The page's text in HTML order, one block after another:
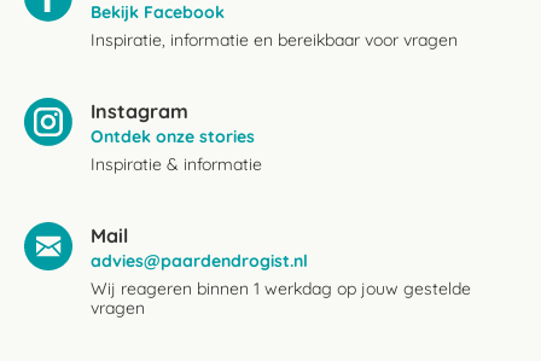
Bekijk Facebook
Inspiratie, informatie en bereikbaar voor vragen
Instagram
Ontdek onze stories
Inspiratie & informatie
Mail
advies@paardendrogist.nl
Wij reageren binnen 1 werkdag op jouw gestelde
vragen